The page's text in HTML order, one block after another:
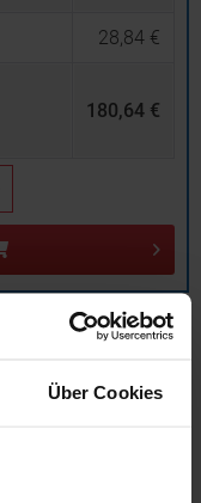
Über Cookies
28,84 €
180,64 €